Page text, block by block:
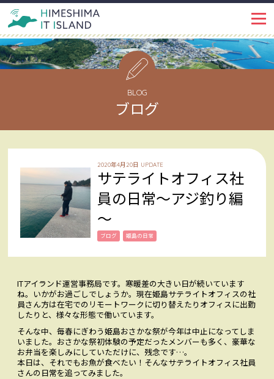
PROJECT IT ISLANDとは
イベント・トピックス
姫島ではたらく
インタビュー
LIFE 姫島で暮らす
ABOUT 姫島を知る
CONTACT お問い合わせ
Facebook Facebookでみる
ACCESS アクセス
BLOG
ブログ
2020年4月20日 UPDATE
サテライトオフィス社
員の日常～アジ釣り編
～
ブログ 姫島の日常
ITアイランド運営事務局です。寒暖差の大きい日が続いています
ね。いかがお過ごしでしょうか。現在姫島サテライトオフィスの社
員さん方は在宅でのリモートワークに切り替えたりオフィスに出勤
したりと、様々な形態で働いています。
そんな中、毎春にぎわう姫島おさかな祭が今年は中止になってしま
いました。おさかな祭初体験の予定だったメンバーも多く、豪華な
お弁当を楽しみにしていただけに、残念です…。
本日は、それでもお魚が食べたい！そんなサテライトオフィス社員
さんの日常を追ってみました。